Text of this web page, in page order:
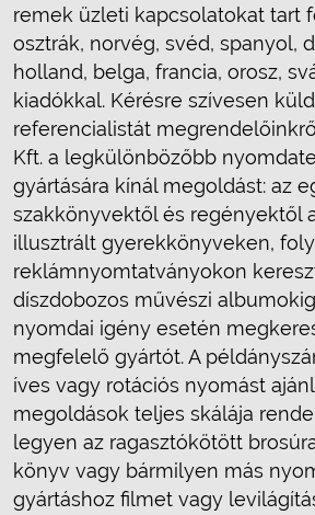
remek üzleti kapcsolatokat tart
osztrák, norvég, svéd, spanyol,
holland, belga, francia, orosz,
kiadókkal. Kérésre szívesen
referencialistát
Kft. a legkülönbözőbb
gyártására kínál megoldást: az
szakkönyvektől és regényektől
illusztrált gyerekkönyveken,
reklámnyomtatványokon
díszdobozos művészi
nyomdai igény esetén
megfelelő gyártót. A
íves vagy rotációs nyomást
megoldások teljes skálája
legyen az ragasztókötött
könyv vagy bármilyen más
gyártáshoz filmet vagy